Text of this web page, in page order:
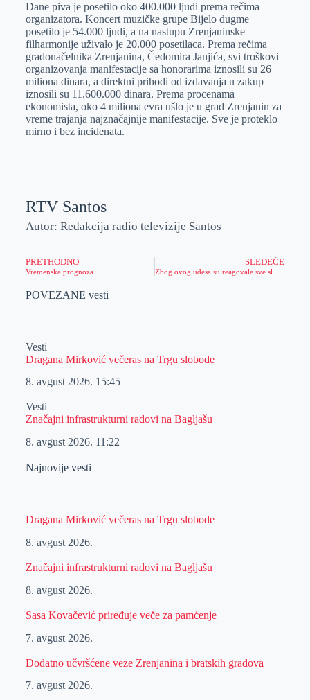
Dane piva je posetilo oko 400.000 ljudi prema rečima
organizatora. Koncert muzičke grupe Bijelo dugme
posetilo je 54.000 ljudi, a na nastupu Zrenjaninske
filharmonije uživalo je 20.000 posetilaca. Prema rečima
gradonačelnika Zrenjanina, Čedomira Janjića, svi troškovi
organizovanja manifestacije sa honorarima iznosili su 26
miliona dinara, a direktni prihodi od izdavanja u zakup
iznosili su 11.600.000 dinara. Prema procenama
ekonomista, oko 4 miliona evra ušlo je u grad Zrenjanin za
vreme trajanja najznačajnije manifestacije. Sve je proteklo
mirno i bez incidenata.
RTV Santos
Autor: Redakcija radio televizije Santos
PRETHODNO
Vremenska prognoza
SLEDEĆE
POVEZANE vesti
Vesti
Dragana Mirković večeras na Trgu slobode
8. avgust 2026. 15:45
Vesti
Značajni infrastrukturni radovi na Bagljašu
8. avgust 2026. 11:22
Najnovije vesti
Dragana Mirković večeras na Trgu slobode
8. avgust 2026.
Značajni infrastrukturni radovi na Bagljašu
8. avgust 2026.
Sasa Kovačević priređuje veče za pamćenje
7. avgust 2026.
Dodatno učvršćene veze Zrenjanina i bratskih gradova
7. avgust 2026.